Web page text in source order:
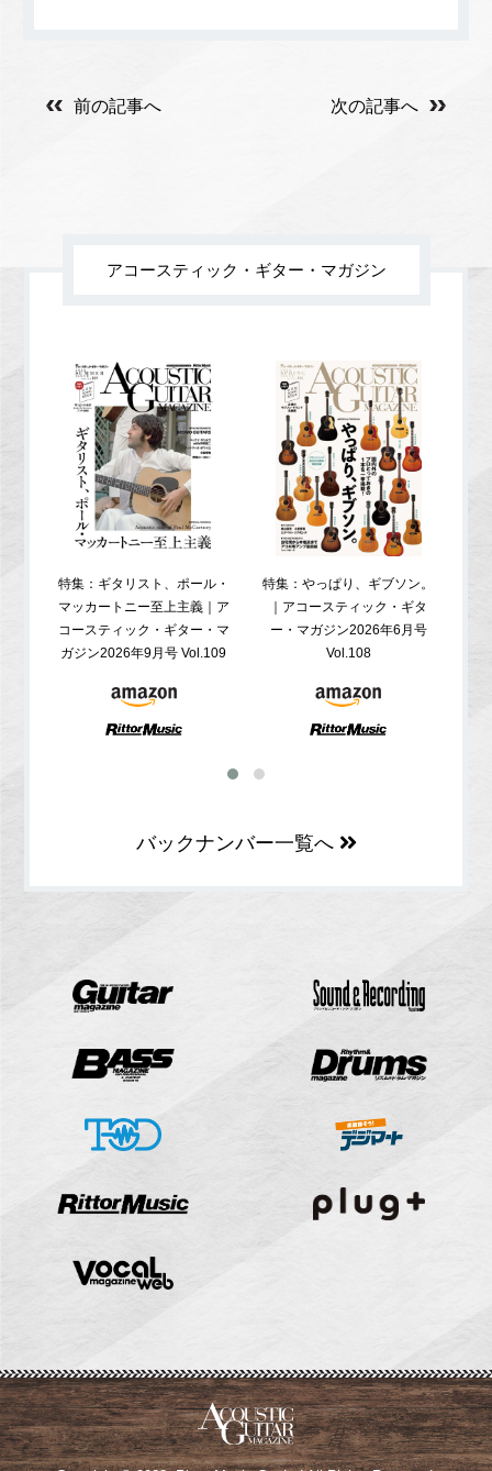
前の記事へ 次の記事へ
アコースティック・ギター・マガジン
特集：ギタリスト、ポール・
マッカートニー至上主義｜ア
コースティック・ギター・マ
ガジン2026年9月号 Vol.109
特集：やっぱり、ギブソン。
｜アコースティック・ギタ
ー・マガジン2026年6月号
Vol.108
バックナンバー一覧へ